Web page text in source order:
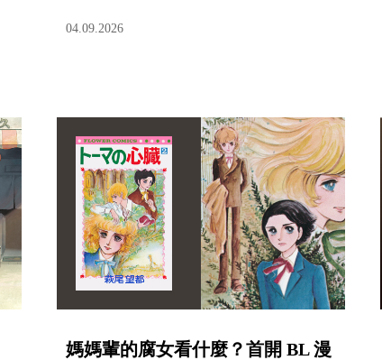
04.09.2026
媽媽輩的腐女看什麼？首開 BL 漫